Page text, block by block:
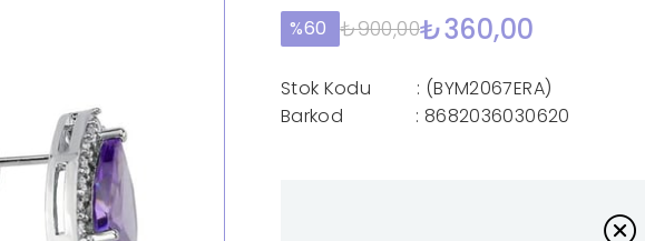
60 ₺900,00₺360,00
Stok Kodu
(BYM2067ERA)
Barkod
: 8682036030620